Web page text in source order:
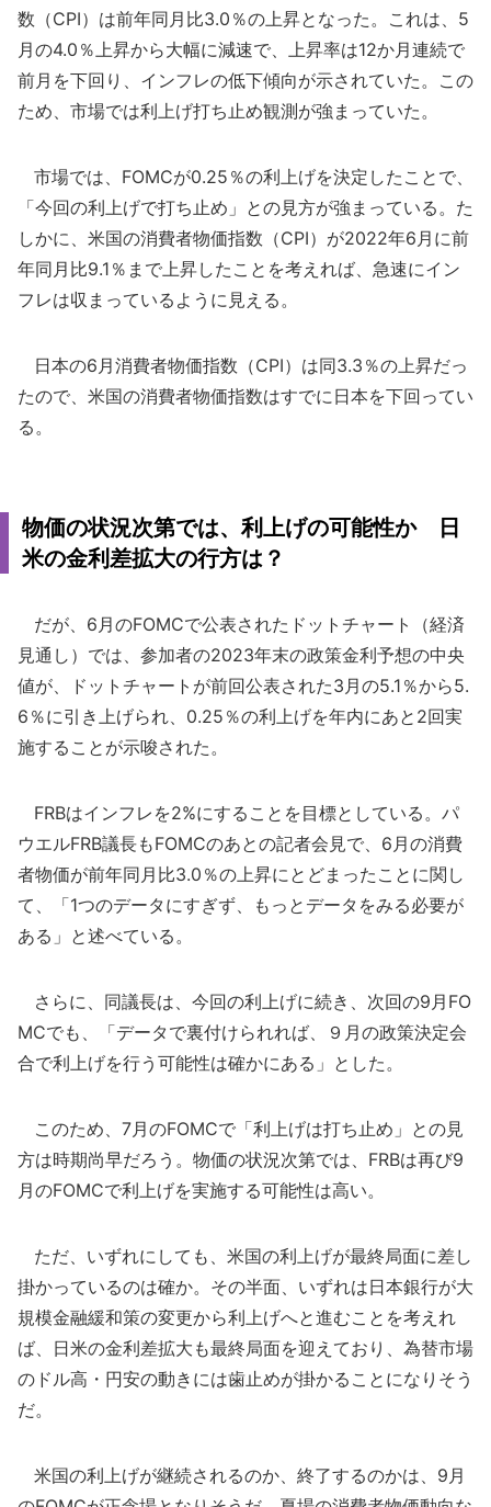
数（CPI）は前年同月比3.0％の上昇となった。これは、5
月の4.0％上昇から大幅に減速で、上昇率は12か月連続で
前月を下回り、インフレの低下傾向が示されていた。この
ため、市場では利上げ打ち止め観測が強まっていた。
市場では、FOMCが0.25％の利上げを決定したことで、
「今回の利上げで打ち止め」との見方が強まっている。た
しかに、米国の消費者物価指数（CPI）が2022年6月に前
年同月比9.1％まで上昇したことを考えれば、急速にイン
フレは収まっているように見える。
日本の6月消費者物価指数（CPI）は同3.3％の上昇だっ
たので、米国の消費者物価指数はすでに日本を下回ってい
る。
物価の状況次第では、利上げの可能性か 日
米の金利差拡大の行方は？
だが、6月のFOMCで公表されたドットチャート（経済
見通し）では、参加者の2023年末の政策金利予想の中央
値が、ドットチャートが前回公表された3月の5.1％から5.
6％に引き上げられ、0.25％の利上げを年内にあと2回実
施することが示唆された。
FRBはインフレを2%にすることを目標としている。パ
ウエルFRB議長もFOMCのあとの記者会見で、6月の消費
者物価が前年同月比3.0％の上昇にとどまったことに関し
て、「1つのデータにすぎず、もっとデータをみる必要が
ある」と述べている。
さらに、同議長は、今回の利上げに続き、次回の9月FO
MCでも、「データで裏付けられれば、９月の政策決定会
合で利上げを行う可能性は確かにある」とした。
このため、7月のFOMCで「利上げは打ち止め」との見
方は時期尚早だろう。物価の状況次第では、FRBは再び9
月のFOMCで利上げを実施する可能性は高い。
ただ、いずれにしても、米国の利上げが最終局面に差し
掛かっているのは確か。その半面、いずれは日本銀行が大
規模金融緩和策の変更から利上げへと進むことを考えれ
ば、日米の金利差拡大も最終局面を迎えており、為替市場
のドル高・円安の動きには歯止めが掛かることになりそう
だ。
米国の利上げが継続されるのか、終了するのかは、9月